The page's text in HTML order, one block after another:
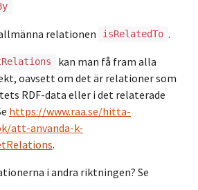
relationen isRelatedTo .
kan man få fram alla
oavsett om det är relationer som
RDF-data eller i det relaterade
https://www.raa.se/hitta-
att-anvanda-k-
.
i andra riktningen? Se